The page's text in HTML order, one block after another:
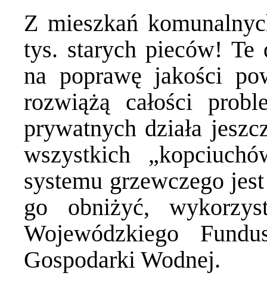
Z mieszkań
tys. starych pieców! Te
na poprawę jakości
rozwiążą całości
prywatnych działa
wszystkich
systemu grzewczego
go obniżyć,
Wojewódzkiego
Gospodarki Wodnej.